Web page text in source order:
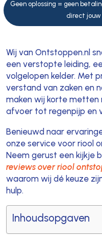
Geen oplossing = geen
direct
Wij van Ontstoppen.nl
een verstopte leiding,
volgelopen kelder. Met
verstand van zaken en
maken wij korte metten
afvoer tot regenpijp en
Benieuwd naar
onze service voor riool
Neem gerust een kijkje
reviews over riool
waarom wij dé keuze
hulp.
Inhoudsopgaven